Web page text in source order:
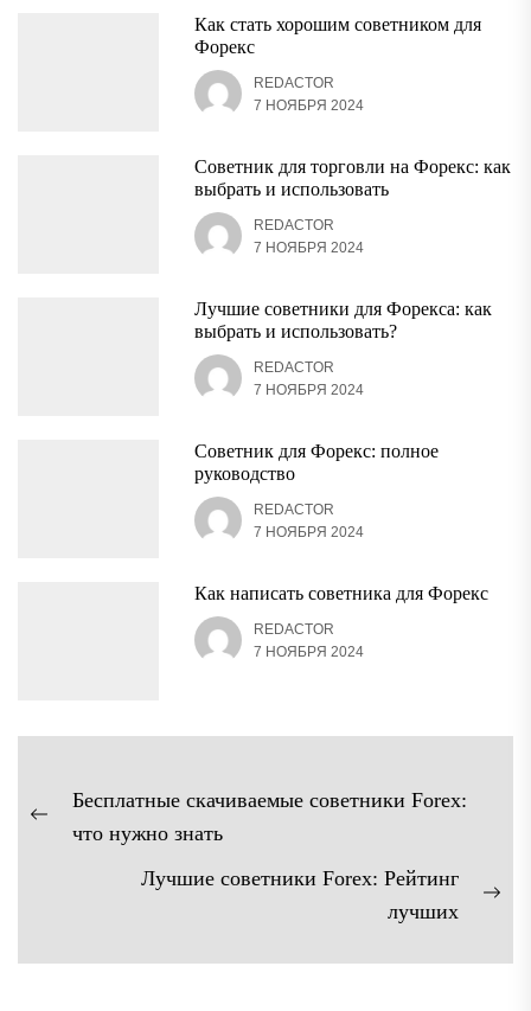
Как стать хорошим советником для
Форекс
REDACTOR
7 НОЯБРЯ 2024
Советник для торговли на Форекс: как
выбрать и использовать
REDACTOR
7 НОЯБРЯ 2024
Лучшие советники для Форекса: как
выбрать и использовать?
REDACTOR
7 НОЯБРЯ 2024
Советник для Форекс: полное
руководство
REDACTOR
7 НОЯБРЯ 2024
Как написать советника для Форекс
REDACTOR
7 НОЯБРЯ 2024
Навигация
поПредыдущая
Бесплатные скачиваемые советники Forex:
что нужно знать
Лучшие советники Forex: Рейтинг
лучших